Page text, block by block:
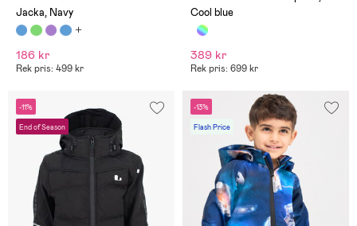
Jacka, Navy
186 kr
Rek pris: 499 kr
Cool blue
389 kr
Rek pris: 699 kr
-11%
End of Season
-13%
Flash Price